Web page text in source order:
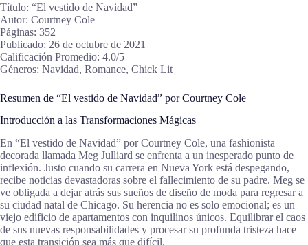
Título: “El vestido de Navidad”
Autor: Courtney Cole
Páginas: 352
Publicado: 26 de octubre de 2021
Calificación Promedio: 4.0/5
Géneros: Navidad, Romance, Chick Lit
Resumen de “El vestido de Navidad” por Courtney Cole
Introducción a las Transformaciones Mágicas
En “El vestido de Navidad” por Courtney Cole, una fashionista
decorada llamada Meg Julliard se enfrenta a un inesperado punto de
inflexión. Justo cuando su carrera en Nueva York está despegando,
recibe noticias devastadoras sobre el fallecimiento de su padre. Meg se
ve obligada a dejar atrás sus sueños de diseño de moda para regresar a
su ciudad natal de Chicago. Su herencia no es solo emocional; es un
viejo edificio de apartamentos con inquilinos únicos. Equilibrar el caos
de sus nuevas responsabilidades y procesar su profunda tristeza hace
que esta transición sea más que difícil.